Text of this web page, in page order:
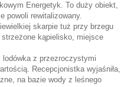
Energetyk. To duży obiekt,
powoli rewitalizowany.
skarpie tuż przy brzegu
kąpielisko, miejsce
z przezroczystymi
Recepcjonistka wyjaśniła,
na bazie wody z leśnego